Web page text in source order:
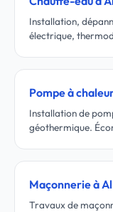
Installation,
électrique,
Pompe à
Installation de
géothermique.
Maçonnerie à
Travaux de